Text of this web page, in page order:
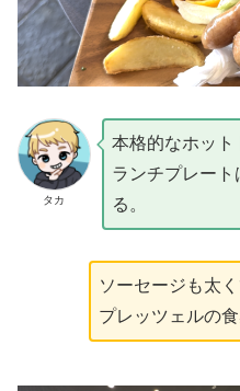
タカ
本格的なホット
ランチプレー
る。
ソーセージも太
プレッツェルの食